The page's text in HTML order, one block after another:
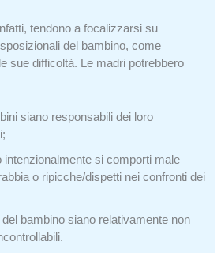
tendono a focalizzarsi su
del bambino, come
sue difficoltà. Le madri potrebbero
siano responsabili dei loro
intenzionalmente si comporti male
o ripicche/dispetti nei confronti dei
bambino siano relativamente non